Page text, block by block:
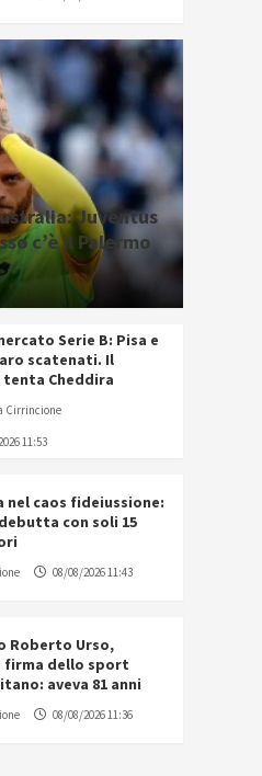
Juventus
c’è il Palermo
Serie B: Pisa e
scatenati. Il
tenta Cheddira
Cirrincione
11:53
nel caos fideiussione:
con soli 15
08/08/2026 11:43
Roberto Urso,
firma dello sport
aveva 81 anni
08/08/2026 11:36